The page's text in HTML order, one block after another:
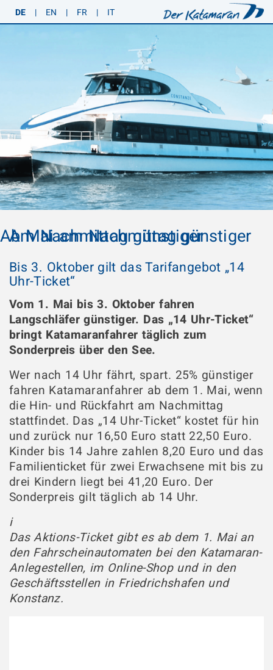
DE | EN | FR | IT
Ab Mai am Nachmittag günstiger
Am Nachmittag günstiger
Bis 3. Oktober gilt das Tarifangebot „14
Uhr-Ticket“
Vom 1. Mai bis 3. Oktober fahren
Langschläfer günstiger. Das „14 Uhr-Ticket“
bringt Katamaranfahrer täglich zum
Sonderpreis über den See.
Wer nach 14 Uhr fährt, spart. 25% günstiger
fahren Katamaranfahrer ab dem 1. Mai, wenn
die Hin- und Rückfahrt am Nachmittag
stattfindet. Das „14 Uhr-Ticket“ kostet für hin
und zurück nur 16,50 Euro statt 22,50 Euro.
Kinder bis 14 Jahre zahlen 8,20 Euro und das
Familienticket für zwei Erwachsene mit bis zu
drei Kindern liegt bei 41,20 Euro. Der
Sonderpreis gilt täglich ab 14 Uhr.
i
Das Aktions-Ticket gibt es ab dem 1. Mai an
den Fahrscheinautomaten bei den Katamaran-
Anlegestellen, im Online-Shop und in den
Geschäftsstellen in Friedrichshafen und
Konstanz.